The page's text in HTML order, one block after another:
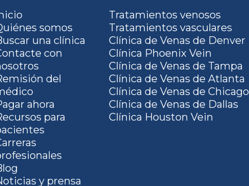
somos
una clínica
con
del
ahora
para
y prensa
Tratamientos venosos
Tratamientos vasculares
Clínica de Venas de Denver
Clínica Phoenix Vein
Clínica de Venas de Tampa
Clínica de Venas de Atlanta
Clínica de Venas de Chicago
Clínica de Venas de Dallas
Clínica Houston Vein